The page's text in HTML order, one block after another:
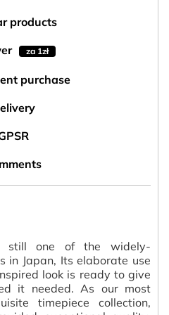
products
za 1zł
purchase
still one of the widely-
in Japan, Its elaborate use
look is ready to give
it needed. As our most
timepiece collection,